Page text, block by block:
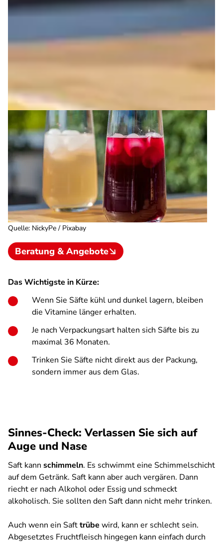
Quelle: NickyPe / Pixabay
Beratung & Angebote
Das Wichtigste in Kürze:
Wenn Sie Säfte kühl und dunkel lagern, bleiben
die Vitamine länger erhalten.
Je nach Verpackungsart halten sich Säfte bis zu
maximal 36 Monaten.
Trinken Sie Säfte nicht direkt aus der Packung,
sondern immer aus dem Glas.
Sinnes-Check: Verlassen Sie sich auf
Auge und Nase
Saft kann schimmeln. Es schwimmt eine Schimmelschicht
auf dem Getränk. Saft kann aber auch vergären. Dann
riecht er nach Alkohol oder Essig und schmeckt
alkoholisch. Sie sollten den Saft dann nicht mehr trinken.
Auch wenn ein Safttrübe wird, kann er schlecht sein.
Abgesetztes Fruchtfleisch hingegen kann einfach durch